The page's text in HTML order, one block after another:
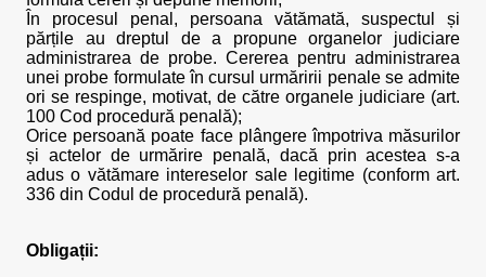
În procesul penal, persoana vătămată, suspectul și
părțile au dreptul de a propune organelor judiciare
administrarea de probe. Cererea pentru administrarea
unei probe formulate în cursul urmăririi penale se admite
ori se respinge, motivat, de către organele judiciare (art.
100 Cod procedură penală);
Orice persoană poate face plângere împotriva măsurilor
și actelor de urmărire penală, dacă prin acestea s-a
adus o vătămare intereselor sale legitime (conform art.
336 din Codul de procedură penală).
Obligații: